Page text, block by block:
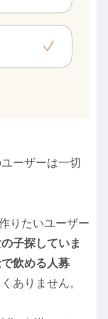
ーザーは一切
りたいユーザー
子探していま
飲める人募
ありません。